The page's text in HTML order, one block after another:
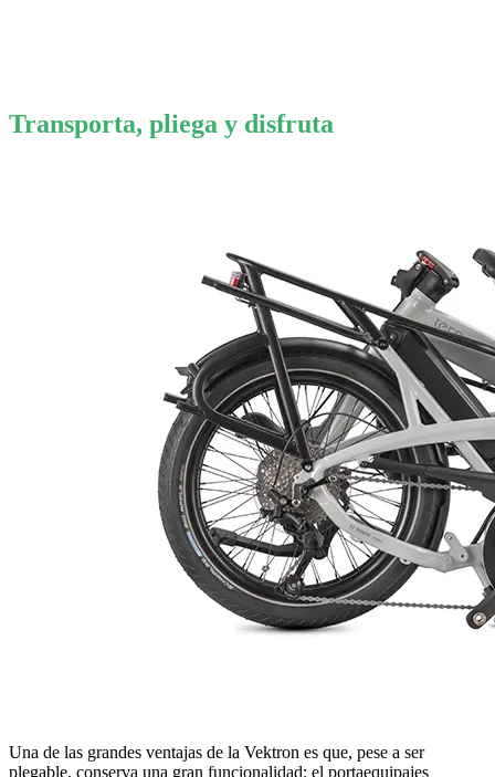
Transporta, pliega y disfruta
Una de las grandes ventajas de la Vektron es que, pese a ser
plegable, conserva una gran funcionalidad: el portaequipajes